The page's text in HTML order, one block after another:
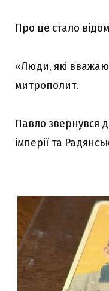
Про це стало
«Люди, які
митрополит.
Павло звернувся
імперії та